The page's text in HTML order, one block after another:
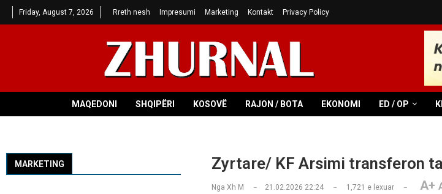
Friday, August 7, 2026 Rreth nesh Impresumi Marketing Kontakt Privacy Policy
MAQEDONI SHQIPËRI KOSOVË RAJON / BOTA EKONOMI ED / OP
Zyrtare/ KF Arsimi transferon
Nga Xh M 21.02.2026 22:24 1,721 e lexuar A+
MARKETING